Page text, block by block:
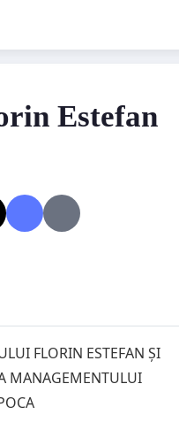
Estefan
FLORIN ESTEFAN ȘI
MANAGEMENTULUI